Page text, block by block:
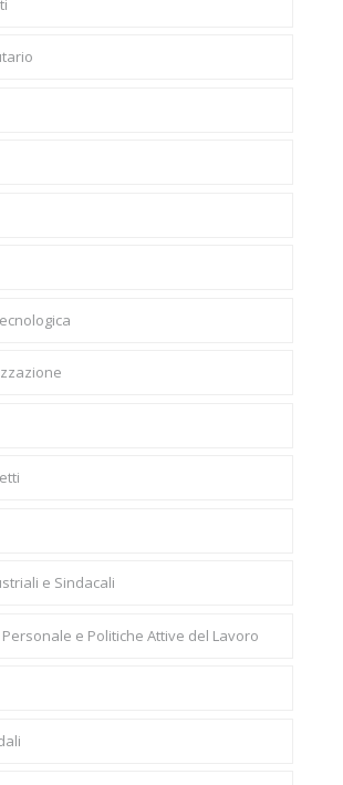
e Sindacali
e Politiche Attive del Lavoro